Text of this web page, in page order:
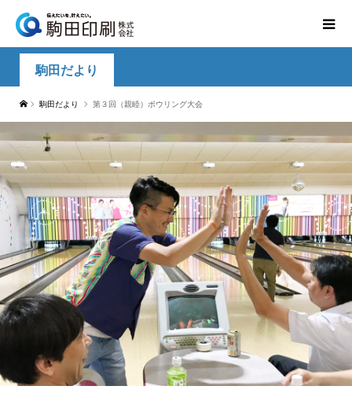
駒田だより
駒田だより 第３回（親睦）ボウリング大会